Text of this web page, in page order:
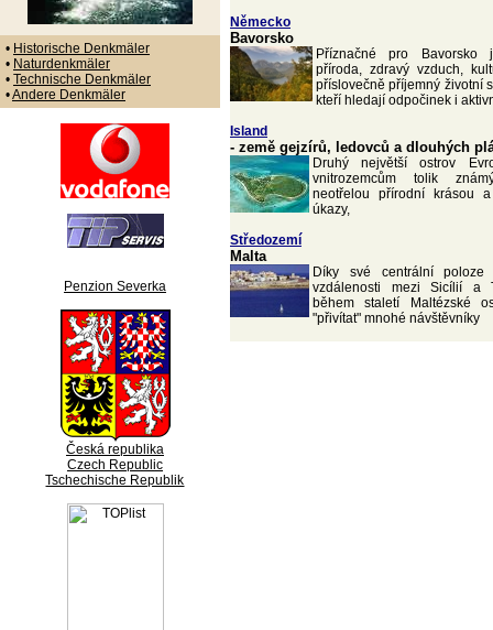
• Historische Denkmäler
• Naturdenkmäler
• Technische Denkmäler
•Andere Denkmäler
Penzion Severka
Česká republika
Czech Republic
Tschechische Republik
Německo
Bavorsko
Příznačné pro Bavorsko
příroda, zdravý vzduch,
příslovečně příjemný životní
kteří hledají odpočinek i
Island
- země gejzírů, ledovců a dlouhých
Druhý největší ostrov
vnitrozemcům tolik
neotřelou přírodní krásou
úkazy,
Středozemí
Malta
Díky své centrální
vzdálenosti mezi Sicílií a
během staletí Maltézské
"přivítat" mnohé návštěvníky